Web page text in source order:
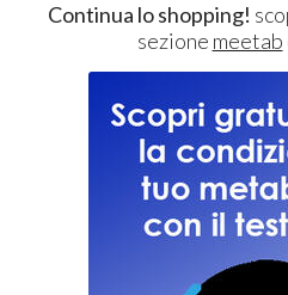
Continua lo shopping!
sezione meetab